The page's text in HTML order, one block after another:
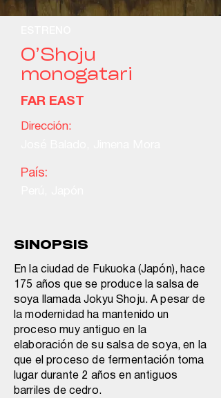
O’Shoju
monogatari
FAR EAST
Dirección:
País:
SINOPSIS
En la ciudad de Fukuoka (Japón), hace
175 años que se produce la salsa de
soya llamada Jokyu Shoju. A pesar de
la modernidad ha mantenido un
proceso muy antiguo en la
elaboración de su salsa de soya, en la
que el proceso de fermentación toma
lugar durante 2 años en antiguos
barriles de cedro.